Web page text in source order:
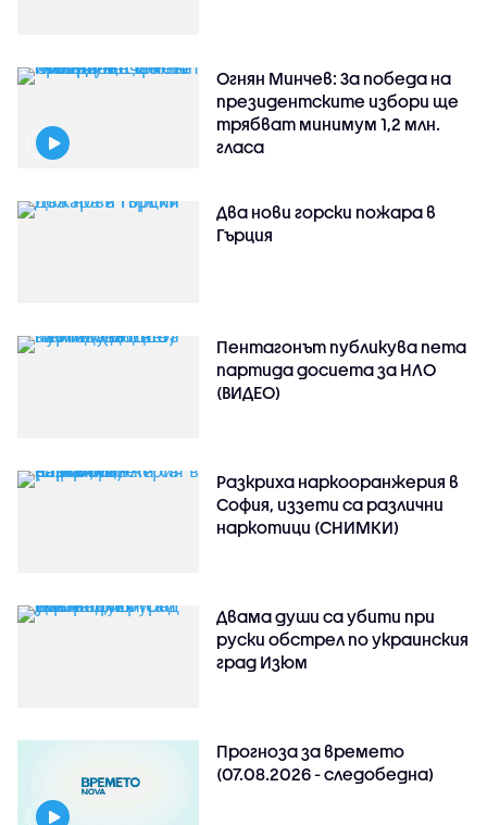
Огнян Минчев: За победа на
президентските избори ще
трябват минимум 1,2 млн.
гласа
Два нови горски пожара в
Гърция
Пентагонът публикува пета
партида досиета за НЛО
(ВИДЕО)
Разкриха наркооранжерия в
София, иззети са различни
наркотици (СНИМКИ)
Двама души са убити при
руски обстрeл по украинския
град Изюм
Прогноза за времето
(07.08.2026 - следобедна)